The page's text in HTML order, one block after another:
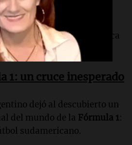
Colapinto
del automovilismo y busca
tras carrera.
1: un cruce inesperado
dejó al descubierto un
del mundo de la Fórmula 1:
sudamericano.